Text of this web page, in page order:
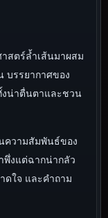
สตร์ล้ำเส้นมาผสม
บรรยากาศของ
งน่าตื่นตาและชวน
ความสัมพันธ์ของ
พึ่งแต่ฉากน่ากลัว
ดใจ และคำถาม